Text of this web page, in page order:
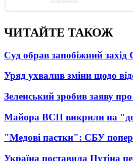
ЧИТАЙТЕ ТАКОЖ
Суд обрав запобіжний захід
Уряд ухвалив зміни щодо
Зеленський зробив заяву
Майора ВСП викрили на
"Медові пастки": СБУ
Україна поставила Путіна